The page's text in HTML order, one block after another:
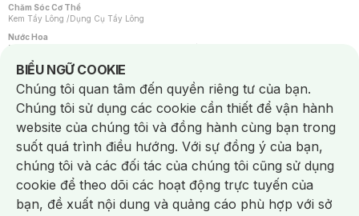
Chăm Sóc Cơ Thể
Kem Tẩy Lông /Dụng Cụ Tẩy Lông
Nước Hoa
Nước Hoa Nữ
Chăm Sóc Cá Nhân
Chống Muỗi /Khẩu Trang /Máy Massage/Mặt Nạ Xông Hơi /Nước Rửa Tay/
Sản Phẩm Chăm Sóc Khác /Bàn Chải Đánh Răng /Bàn Chải Điện/
Hỗ Trợ Trắng Răng/Kem Đánh Răng /Máy Tăm Nước/ Nước Súc Miệng/
Tăm / Chỉ Nha Khoa/ Xịt Thơm Miệng / Dung Dịch Vệ Sinh/Dưỡng Vùng Kín/
Khăn Ướt Vệ Sinh Vùng Kín/Băng Vệ Sinh/Tampon/Bọt Cạo Râu /Dao Cạo Râu/
Máy Cạo Râu
Vấn Đề Về Da
Da Dầu / Lỗ Chân Lông To/ Da Khô / Mất Nước/ Da Lão Hóa/ Da Mụn/
Da Nhạy Cảm / Kích Ứng
Da Xỉn Màu Thâm / Nám / Tàn Nhang
Quầng Thâm & Bọng Mắt /Sẹo /Viêm Da Cơ Địa
Dụng Cụ / Phụ Kiện Chăm Sóc Da
Bông Tẩy Trang
Khăn Lau Mặt Khô Dụng Cụ / Máy Rửa Mặt Máy Chăm Sóc Da
BIỂU NGỮ COOKIE
Notice about cookies usage
Chúng tôi quan tâm đến quyền riêng tư của bạn.
Chúng tôi sử dụng các cookie cần thiết để vận hành
website của chúng tôi và đồng hành cùng bạn trong
suốt quá trình điều hướng. Với sự đồng ý của bạn,
chúng tôi và các đối tác của chúng tôi cũng sử dụng
cookie để theo dõi các hoạt động trực tuyến của
bạn, đề xuất nội dung và quảng cáo phù hợp với sở